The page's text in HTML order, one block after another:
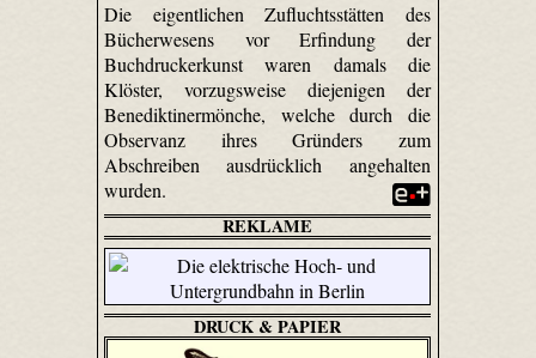
Die eigentlichen Zufluchtsstätten des
Bücherwesens vor Erfindung der
Buchdruckerkunst waren damals die
Klöster, vorzugsweise diejenigen der
Benediktinermönche, welche durch die
Observanz ihres Gründers zum
Abschreiben ausdrücklich angehalten
wurden.
REKLAME
DRUCK & PAPIER